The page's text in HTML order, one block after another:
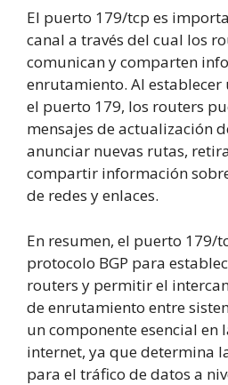
El puerto 179/tcp es
canal a través del cual los
comunican y comparten
enrutamiento. Al establecer
el puerto 179, los routers
mensajes de actualización
anunciar nuevas rutas,
compartir información
de redes y enlaces.
En resumen, el puerto 179/
protocolo BGP para
routers y permitir el
de enrutamiento entre
un componente esencial
internet, ya que determina
para el tráfico de datos a